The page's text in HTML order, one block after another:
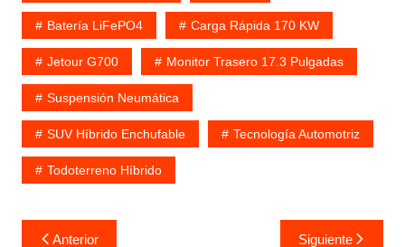
Batería LiFePO4 Carga Rápida 170 KW
Jetour G700 Monitor Trasero 17.3 Pulgadas
Suspensión Neumática
SUV Híbrido Enchufable Tecnología Automotriz
Todoterreno Híbrido
Navegación
Anterior Siguiente